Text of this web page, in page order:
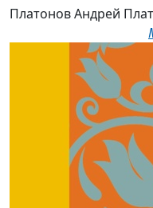
Платонов Андрей